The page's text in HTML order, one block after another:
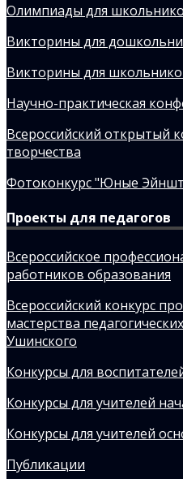
Олимпиады для
Викторины для
Викторины для
Научно-практическая
Всероссийский открытый
творчества
Фотоконкурс "Юные
Проекты для педагогов
Всероссийское
работников образования
Всероссийский конкурс
мастерства
Ушинского
Конкурсы для
Конкурсы для учителей
Конкурсы для учителей
Публикации